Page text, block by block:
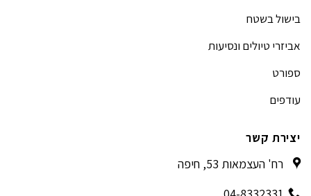
בישול בשטח
אביזרי טיולים ונסיעות
ספורט
עודפים
יצירת קשר
רח' העצמאות 53, חיפה